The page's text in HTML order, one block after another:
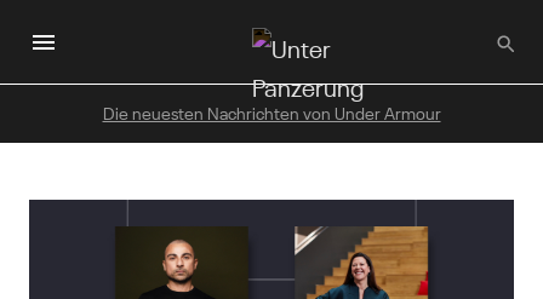
Hauptinhalt
Die neuesten Nachrichten von Under Armour